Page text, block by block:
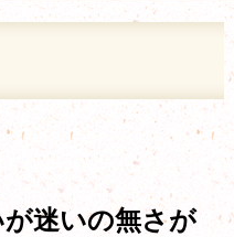
迷いの無さが